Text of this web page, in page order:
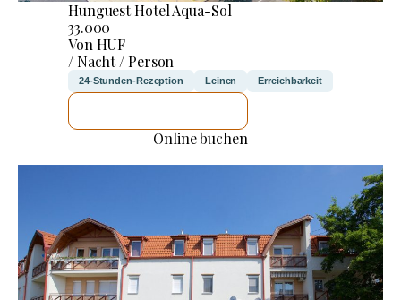
Hunguest Hotel Aqua-Sol
33.000
Von HUF
/ Nacht / Person
24-Stunden-Rezeption Leinen Erreichbarkeit
Online buchen